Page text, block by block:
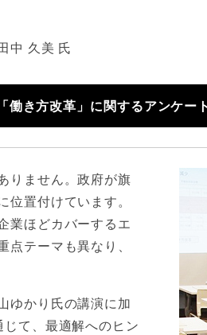
中 久美 氏
「働き方改革」に関するアンケー
りません。政府が旗
置付けています。
業ほどカバーするエ
テーマも異なり、
ゆかり氏の講演に加
て、最適解へのヒン